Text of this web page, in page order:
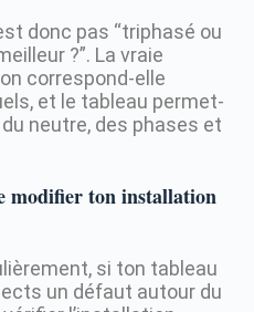
donc pas “triphasé ou
?”. La vraie
correspond-elle
et le tableau permet-
neutre, des phases et
modifier ton installation
si ton tableau
un défaut autour du